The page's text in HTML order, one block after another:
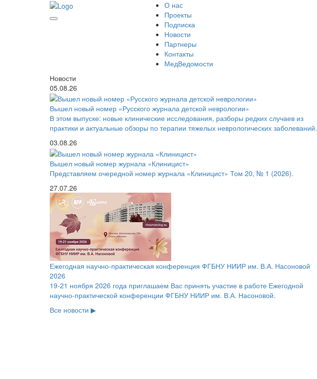
О нас
Проекты
Подписка
Новости
Партнеры
Контакты
МедВедомости
Новости
05.08.26
Вышел новый номер «Русского журнала детской неврологии»
В этом выпуске: новые клинические исследования, разборы редких случаев из
практики и актуальные обзоры по терапии тяжелых неврологических заболеваний.
03.08.26
Вышел новый номер журнала «Клиницист»
Представляем очередной номер журнала «Клиницист» Том 20, № 1 (2026).
27.07.26
Ежегодная научно-практическая конференция ФГБНУ НИИР им. В.А. Насоновой
2026
19-21 ноября 2026 года приглашаем Вас принять участие в работе Ежегодной
научно-практической конференции ФГБНУ НИИР им. В.А. Насоновой.
Все новости ▶